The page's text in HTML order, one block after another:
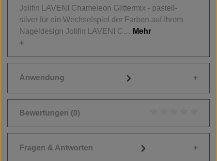
Jolifin LAVENI Chameleon Glittermix - pastell-
silver für ein Wechselspiel der Farben auf Ihrem
Nageldesign Jolifin LAVENI C… Mehr
Anwendung
Bewertungen (0)
Fragen & Antworten